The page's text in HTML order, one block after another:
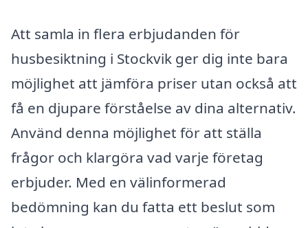
Att samla in flera erbjudanden för
husbesiktning i Stockvik ger dig inte bara
möjlighet att jämföra priser utan också att
få en djupare förståelse av dina alternativ.
Använd denna möjlighet för att ställa
frågor och klargöra vad varje företag
erbjuder. Med en välinformerad
bedömning kan du fatta ett beslut som